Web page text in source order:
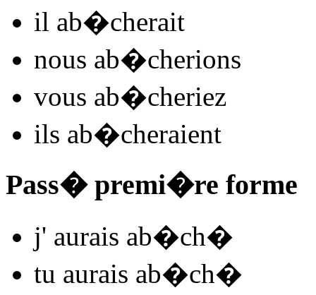
il ab�cherait
nous ab�cherions
vous ab�cheriez
ils ab�cheraient
Pass� premi�re forme
j' aurais ab�ch�
tu aurais ab�ch�